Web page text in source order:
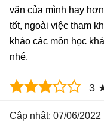
văn của mình hay
tốt, ngoài việc tham
khảo các môn học
nhé.
3
Cập nhật: 07/06/2022